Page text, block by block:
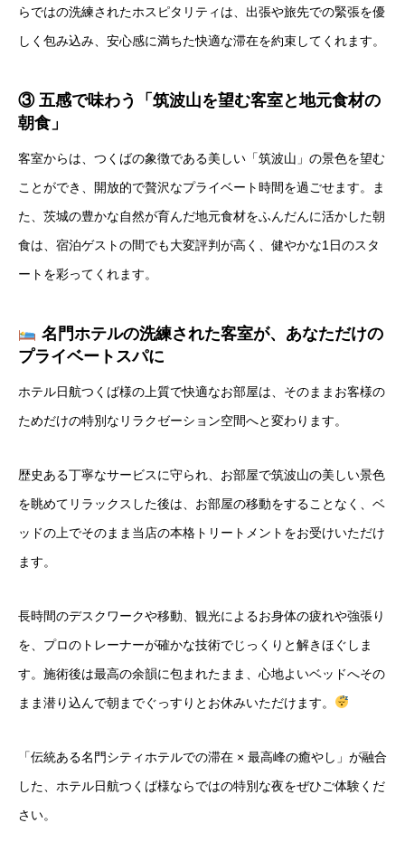
らではの洗練されたホスピタリティは、出張や旅先での緊張を優
しく包み込み、安心感に満ちた快適な滞在を約束してくれます。
③ 五感で味わう「筑波山を望む客室と地元食材の
朝食」
客室からは、つくばの象徴である美しい「筑波山」の景色を望む
ことができ、開放的で贅沢なプライベート時間を過ごせます。ま
た、茨城の豊かな自然が育んだ地元食材をふんだんに活かした朝
食は、宿泊ゲストの間でも大変評判が高く、健やかな1日のスタ
ートを彩ってくれます。
名門ホテルの洗練された客室が、あなただけの
プライベートスパに
ホテル日航つくば様の上質で快適なお部屋は、そのままお客様の
ためだけの特別なリラクゼーション空間へと変わります。
歴史ある丁寧なサービスに守られ、お部屋で筑波山の美しい景色
を眺めてリラックスした後は、お部屋の移動をすることなく、ベ
ッドの上でそのまま当店の本格トリートメントをお受けいただけ
ます。
長時間のデスクワークや移動、観光によるお身体の疲れや強張り
を、プロのトレーナーが確かな技術でじっくりと解きほぐしま
す。施術後は最高の余韻に包まれたまま、心地よいベッドへその
まま潜り込んで朝までぐっすりとお休みいただけます。
「伝統ある名門シティホテルでの滞在 × 最高峰の癒やし」が融合
した、ホテル日航つくば様ならではの特別な夜をぜひご体験くだ
さい。